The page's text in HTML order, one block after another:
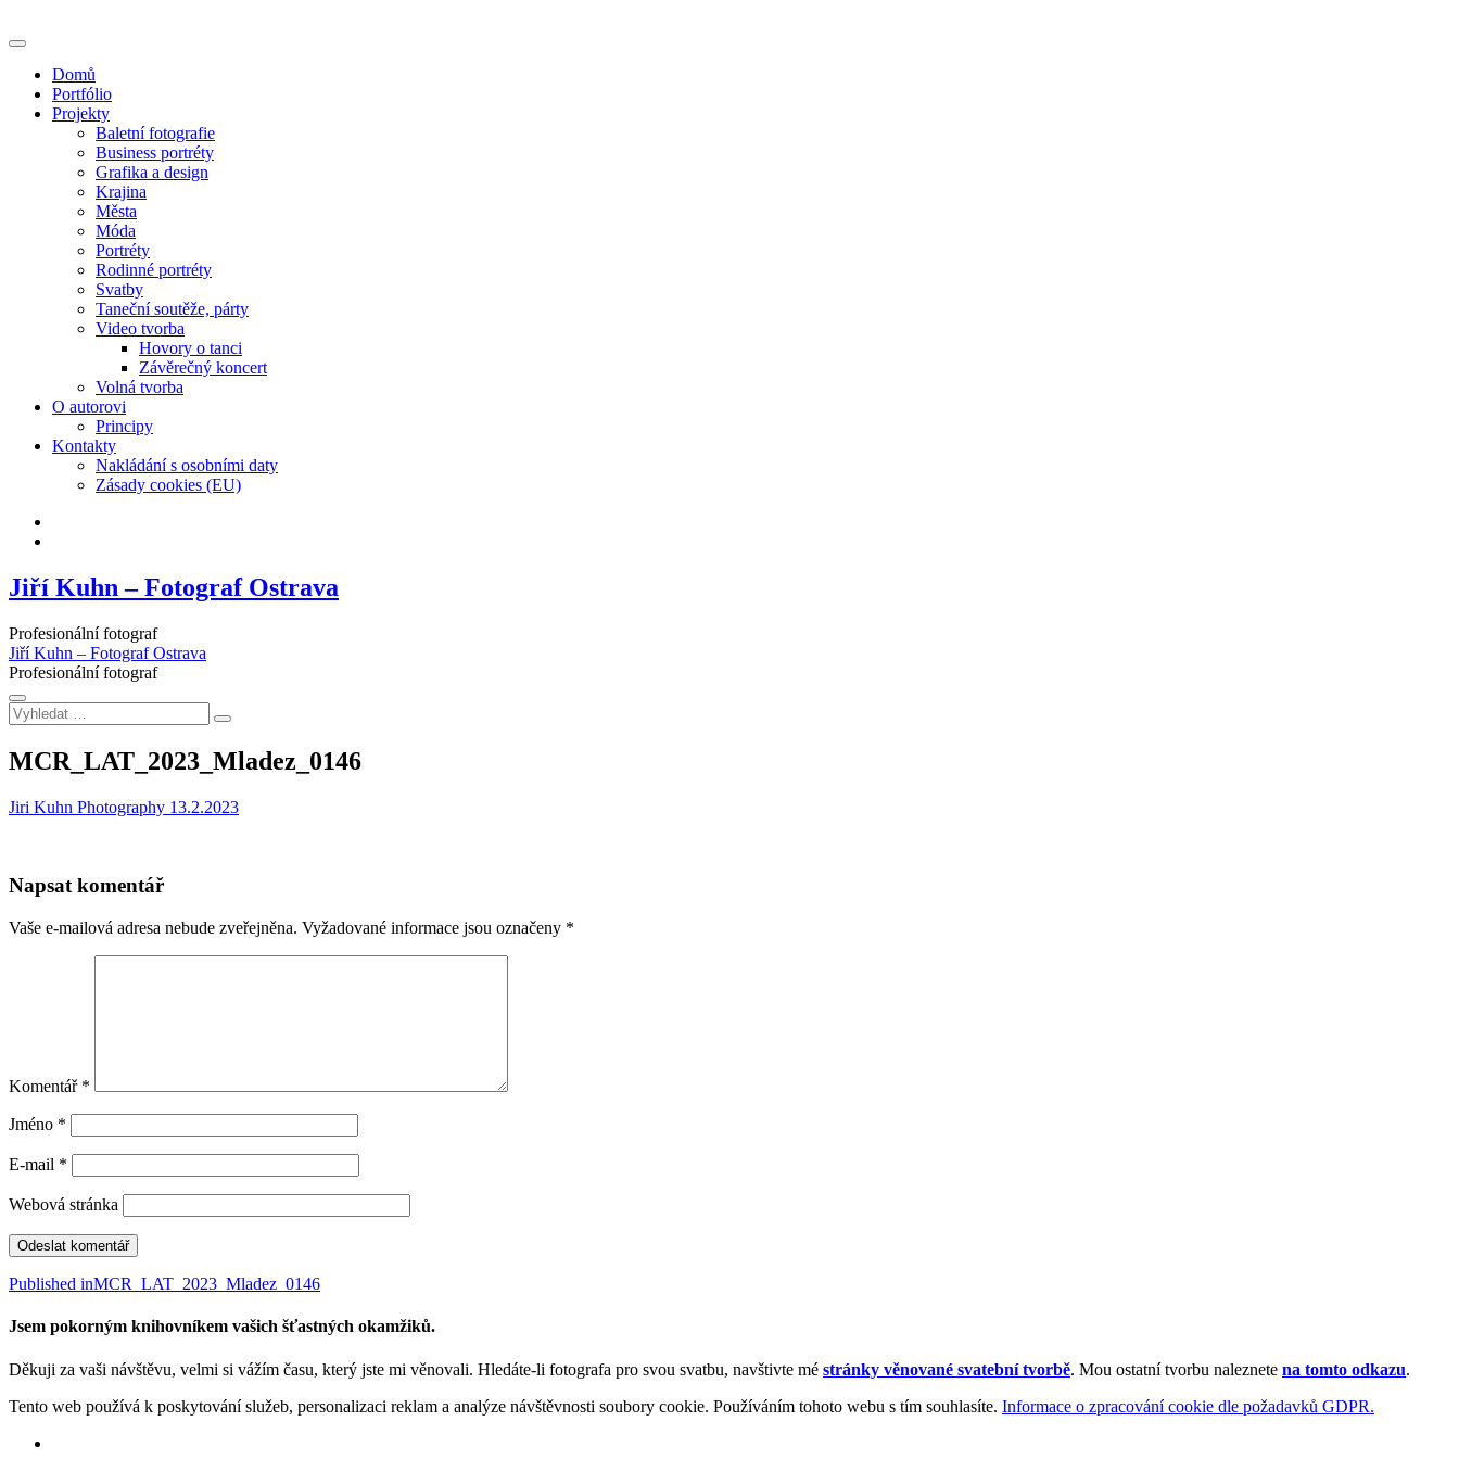
to
Domů
Portfólio
Projekty
Baletní fotografie
Business portréty
Grafika a design
Krajina
Města
Móda
Portréty
Rodinné portréty
Svatby
Taneční soutěže, párty
Video tvorba
Hovory o tanci
Závěrečný koncert
Volná tvorba
O autorovi
Principy
Kontakty
Nakládání s osobními daty
Zásady cookies (EU)
Jiří Kuhn – Fotograf Ostrava
Profesionální fotograf
Jiří Kuhn – Fotograf Ostrava
Profesionální fotograf
Vyhledat
…
MCR_LAT_2023_Mladez_0146
Jiri Kuhn Photography 13.2.2023
Napsat komentář
Vaše e-mailová adresa nebude zveřejněna. Vyžadované informace jsou označeny *
Komentář *
Jméno *
E-mail *
Webová stránka
Navigace
pro
Published inMCR_LAT_2023_Mladez_0146
Jsem pokorným knihovníkem vašich šťastných okamžiků.
Děkuji za vaši návštěvu, velmi si vážím času, který jste mi věnovali. Hledáte-li fotografa pro svou svatbu, navštivte mé stránky věnované svatební tvorbě. Mou ostatní tvorbu naleznete na tomto odkazu.
Tento web používá k poskytování služeb, personalizaci reklam a analýze návštěvnosti soubory cookie. Používáním tohoto webu s tím souhlasíte. Informace o zpracování cookie dle požadavků GDPR.